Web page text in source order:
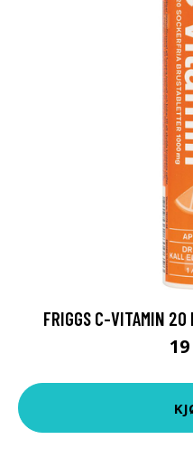
FRIGGS C-VITAMIN 20